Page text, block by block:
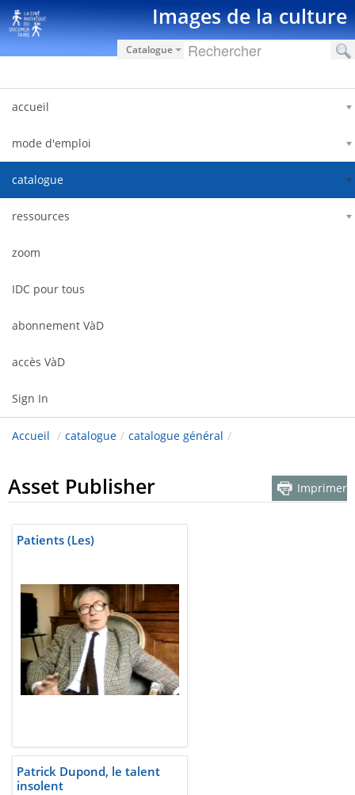
Skip to Content Images de la culture
Catalogue
accueil
mode d'emploi
catalogue
ressources
zoom
IDC pour tous
abonnement VàD
accès VàD
Sign In
Accueil / catalogue / catalogue général /
Asset Publisher Imprimer
Patients (Les)
Patrick Dupond, le talent
insolent